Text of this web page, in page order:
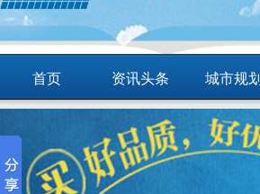
首页 资讯头条 城市规划
智慧应用 商圈